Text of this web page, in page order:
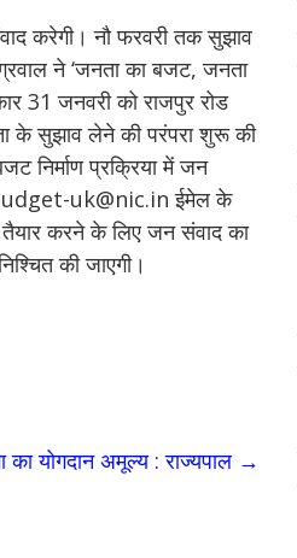
करेगी। नौ फरवरी तक सुझाव
ने ‘जनता का बजट, जनता
31 जनवरी को राजपुर रोड
के सुझाव लेने की परंपरा शुरू की
निर्माण प्रक्रिया में जन
budget-uk@nic.in ईमेल के
करने के लिए जन संवाद का
की जाएगी।
का योगदान अमूल्य : राज्यपाल →